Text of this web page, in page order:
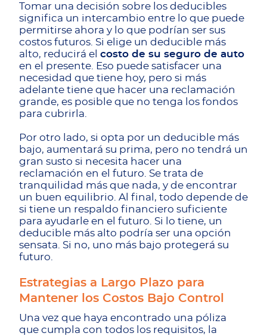
Tomar una decisión sobre los deducibles
significa un intercambio entre lo que puede
permitirse ahora y lo que podrían ser sus
costos futuros. Si elige un deducible más
alto, reducirá el costo de su seguro de auto
en el presente. Eso puede satisfacer una
necesidad que tiene hoy, pero si más
adelante tiene que hacer una reclamación
grande, es posible que no tenga los fondos
para cubrirla.
Por otro lado, si opta por un deducible más
bajo, aumentará su prima, pero no tendrá un
gran susto si necesita hacer una
reclamación en el futuro. Se trata de
tranquilidad más que nada, y de encontrar
un buen equilibrio. Al final, todo depende de
si tiene un respaldo financiero suficiente
para ayudarle en el futuro. Si lo tiene, un
deducible más alto podría ser una opción
sensata. Si no, uno más bajo protegerá su
futuro.
Estrategias a Largo Plazo para
Mantener los Costos Bajo Control
Una vez que haya encontrado una póliza
que cumpla con todos los requisitos, la